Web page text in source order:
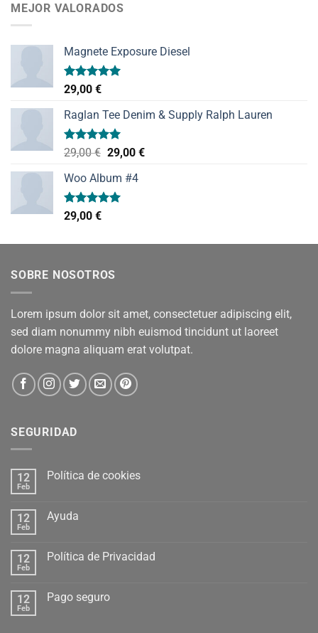
MEJOR VALORADOS
Magnete Exposure Diesel
Valorado
con
de 5
29,00 €
Raglan Tee Denim & Supply Ralph Lauren
Valorado
de 5
29,00€ El
original
era:
29,00 €El
Woo Album #4
Valorado
con
29,00 €
SOBRE NOSOTROS
Lorem ipsum dolor sit amet, consectetuer adipiscing elit,
sed diam nonummy nibh euismod tincidunt ut laoreet
dolore magna aliquam erat volutpat.
SEGURIDAD
12
Feb
Política de cookies
12
Feb
Ayuda
12
Feb
Política de Privacidad
12
Feb
Pago seguro